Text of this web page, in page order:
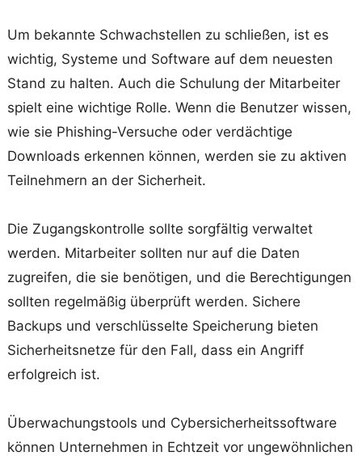
Um bekannte Schwachstellen zu schließen, ist es
wichtig, Systeme und Software auf dem neuesten
Stand zu halten. Auch die Schulung der Mitarbeiter
spielt eine wichtige Rolle. Wenn die Benutzer wissen,
wie sie Phishing-Versuche oder verdächtige
Downloads erkennen können, werden sie zu aktiven
Teilnehmern an der Sicherheit.
Die Zugangskontrolle sollte sorgfältig verwaltet
werden. Mitarbeiter sollten nur auf die Daten
zugreifen, die sie benötigen, und die Berechtigungen
sollten regelmäßig überprüft werden. Sichere
Backups und verschlüsselte Speicherung bieten
Sicherheitsnetze für den Fall, dass ein Angriff
erfolgreich ist.
Überwachungstools und Cybersicherheitssoftware
können Unternehmen in Echtzeit vor ungewöhnlichen